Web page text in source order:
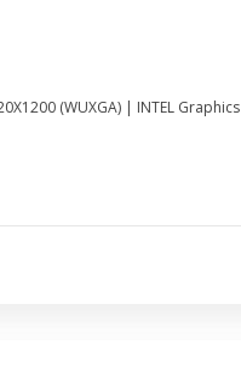
(WUXGA) | INTEL Graphics